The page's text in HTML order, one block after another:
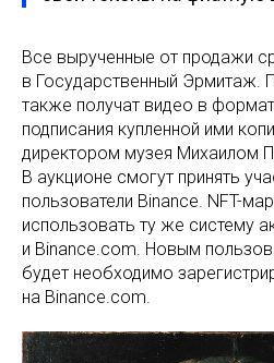
Все вырученные от продажи
в Государственный Эрмитаж.
также получат видео в
подписания купленной ими
директором музея Михаилом
В аукционе смогут принять
пользователи Binance. NFT-
использовать ту же систему
и Binance.com. Новым
будет необходимо
на Binance.com.